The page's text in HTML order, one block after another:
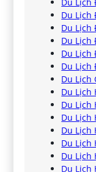
Du Lịch
Du Lịch
Du Lịch
Du Lịch
Du Lịch
Du Lịch
Du Lịch
Du Lịch
Du Lịch
Du Lịch
Du Lịch
Du Lịch
Du Lịch
Du Lịch